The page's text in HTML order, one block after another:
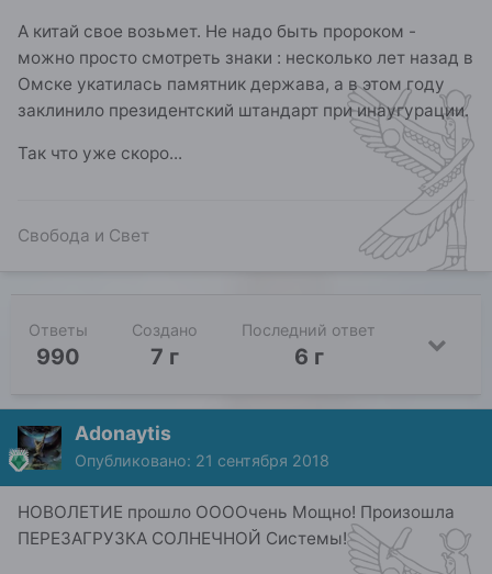
А китай свое возьмет. Не надо быть пророком -
можно просто смотреть знаки : несколько лет назад в
Омске укатилась памятник держава, а в этом году
заклинило президентский штандарт при инаугурации.
Так что уже скоро...
Свобода и Свет
Ответы
990
Создано
7 г
Последний ответ
6 г
Adonaytis
Опубликовано: 21 сентября 2018
НОВОЛЕТИЕ прошло ООООчень Мощно! Произошла
ПЕРЕЗАГРУЗКА СОЛНЕЧНОЙ Системы!